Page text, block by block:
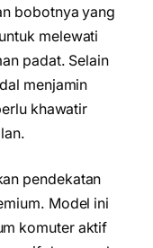
bobotnya yang
melewati
padat. Selain
menjamin
khawatir
pendekatan
Model ini
komuter aktif